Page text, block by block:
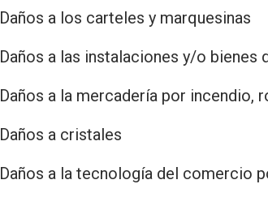
Daños a los carteles y marquesinas
Daños a las instalaciones y/o bienes
Daños a la mercadería por incendio,
Daños a cristales
Daños a la tecnología del comercio